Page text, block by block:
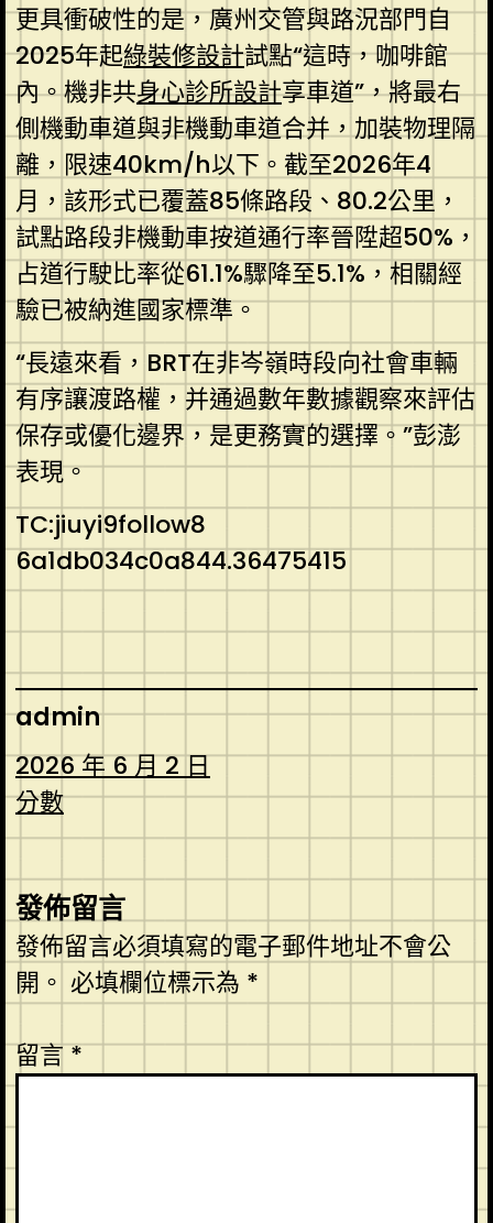
更具衝破性的是，廣州交管與路況部門自
2025年起綠裝修設計試點“這時，咖啡館
內。機非共身心診所設計享車道”，將最右
側機動車道與非機動車道合并，加裝物理隔
離，限速40km/h以下。截至2026年4
月，該形式已覆蓋85條路段、80.2公里，
試點路段非機動車按道通行率晉陞超50%，
占道行駛比率從61.1%驟降至5.1%，相關經
驗已被納進國家標準。
“長遠來看，BRT在非岑嶺時段向社會車輛
有序讓渡路權，并通過數年數據觀察來評估
保存或優化邊界，是更務實的選擇。”彭澎
表現。
TC:jiuyi9follow8
6a1db034c0a844.36475415
admin
2026 年 6 月 2 日
分數
發佈留言
發佈留言必須填寫的電子郵件地址不會公
開。 必填欄位標示為 *
留言*